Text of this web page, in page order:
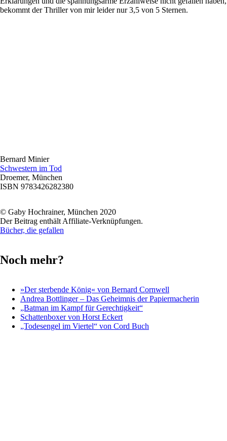
bekommt der Thriller von mir leider nur 3,5 von 5 Sternen.
Bernard Minier
Schwestern im Tod
Droemer, München
ISBN 9783426282380
© Gaby Hochrainer, München 2020
Der Beitrag enthält Affiliate-Verknüpfungen.
Bücher, die gefallen
Noch mehr?
»Der sterbende König« von Bernard Cornwell
Andrea Bottlinger – Das Geheimnis der Papiermacherin
„Batman im Kampf für Gerechtigkeit“
Schattenboxer von Horst Eckert
„Todesengel im Viertel“ von Cord Buch